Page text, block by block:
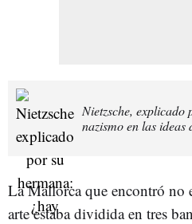
Nietzsche, explicado
nazismo en las
La Mallorca que encontró no
arte estaba dividida en tres